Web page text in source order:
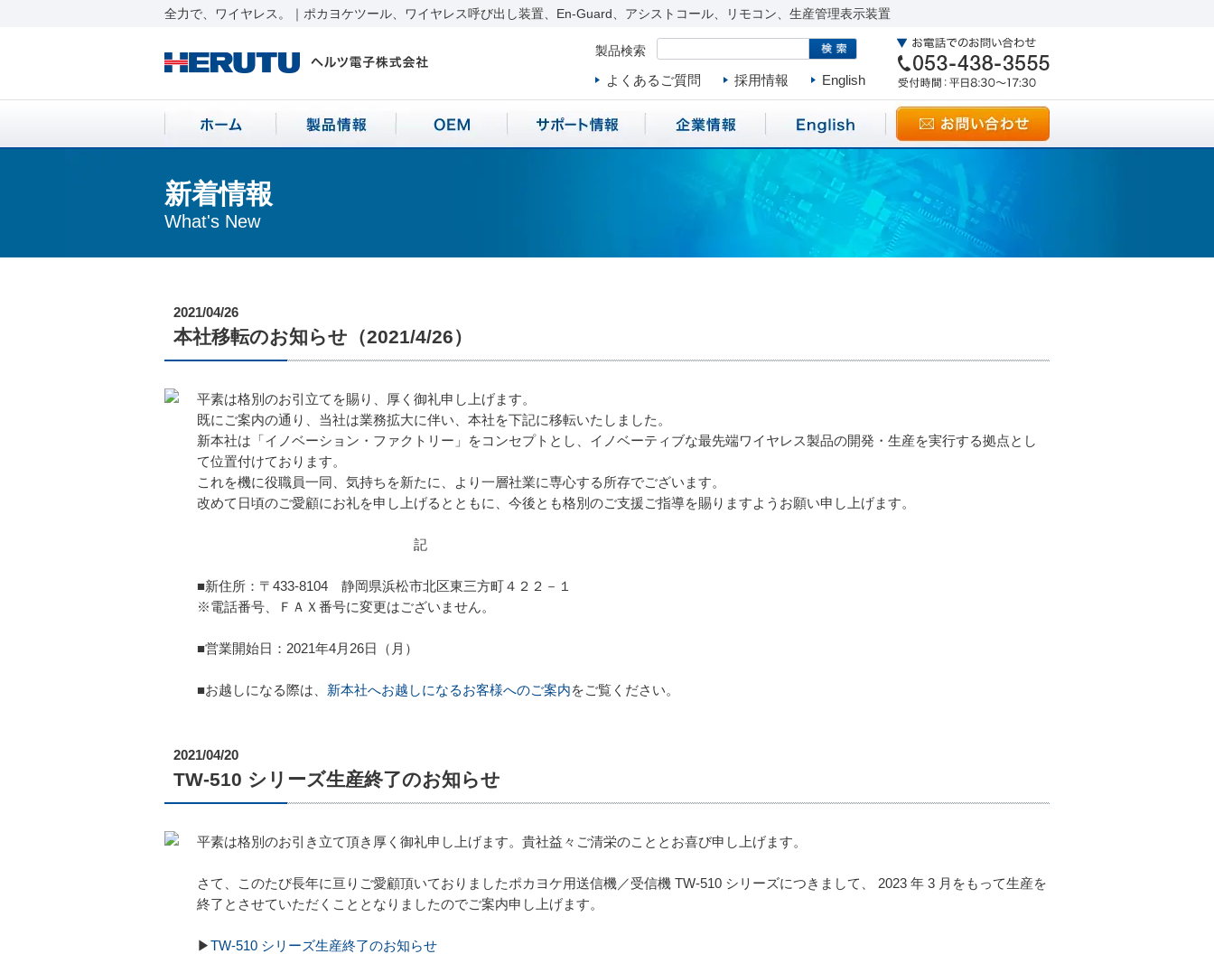
全力で、ワイヤレス。｜ポカヨケツール、ワイヤレス呼び出し装置、En-Guard、アシストコール、リモコン、生産管理表示装置
製品検索
よくあるご質問 採用情報 English
新着情報
What's New
2021/04/26
本社移転のお知らせ（2021/4/26）
平素は格別のお引立てを賜り、厚く御礼申し上げます。
既にご案内の通り、当社は業務拡大に伴い、本社を下記に移転いたしました。
新本社は「イノベーション・ファクトリー」をコンセプトとし、イノベーティブな最先端ワイヤレス製品の開発・生産を実行する拠点とし
て位置付けております。
これを機に役職員一同、気持ちを新たに、より一層社業に専心する所存でございます。
改めて日頃のご愛顧にお礼を申し上げるとともに、今後とも格別のご支援ご指導を賜りますようお願い申し上げます。
記
■新住所：〒433-8104 静岡県浜松市北区東三方町４２２－１
※電話番号、ＦＡＸ番号に変更はございません。
■営業開始日：2021年4月26日（月）
■お越しになる際は、 新本社へお越しになるお客様へのご案内をご覧ください。
2021/04/20
TW-510 シリーズ生産終了のお知らせ
平素は格別のお引き立て頂き厚く御礼申し上げます。貴社益々ご清栄のこととお喜び申し上げます。
さて、このたび長年に亘りご愛顧頂いておりましたポカヨケ用送信機／受信機 TW-510 シリーズにつきまして、 2023 年 3 月をもって生産を
終了とさせていただくこととなりましたのでご案内申し上げます。
▶TW-510 シリーズ生産終了のお知らせ